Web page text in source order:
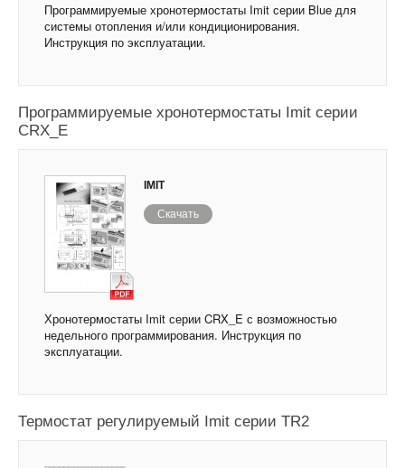
Программируемые хронотермостаты Imit серии Blue для
системы отопления и/или кондиционирования.
Инструкция по эксплуатации.
Программируемые хронотермостаты Imit серии
CRX_E
IMIT
Скачать
Хронотермостаты Imit серии CRX_E с возможностью
недельного программирования. Инструкция по
эксплуатации.
Термостат регулируемый Imit серии TR2